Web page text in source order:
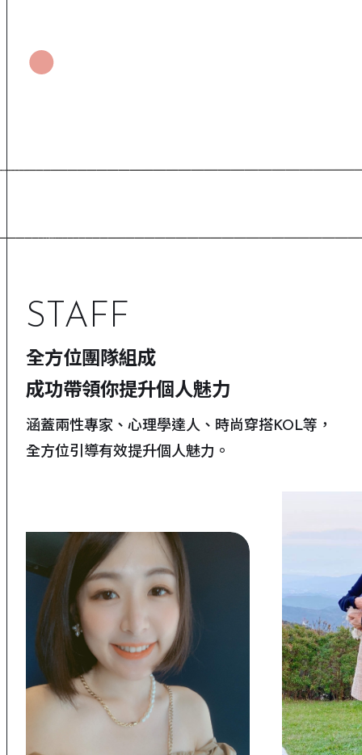
STAFF
全方位團隊組成
成功帶領你提升個人魅力
涵蓋兩性專家、心理學達人、時尚穿搭KOL等，
全方位引導有效提升個人魅力。